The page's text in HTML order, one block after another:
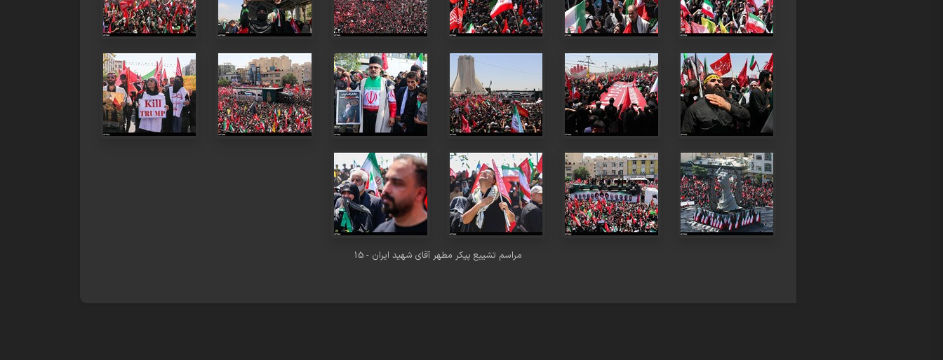
مراسم تشییع پیکر مطهر آقای شهید ایران - 15